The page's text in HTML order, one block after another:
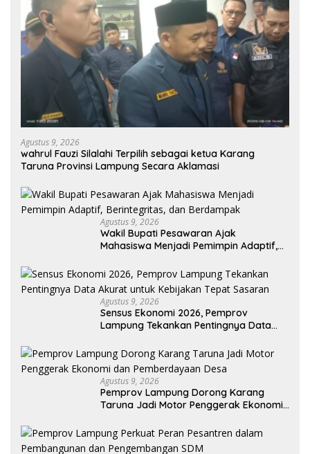
Agustus 9, 2026
wahrul Fauzi Silalahi Terpilih sebagai ketua Karang
Taruna Provinsi Lampung Secara Aklamasi
Agustus 9, 2026
Wakil Bupati Pesawaran Ajak
Mahasiswa Menjadi Pemimpin Adaptif,
Agustus 9, 2026
Sensus Ekonomi 2026, Pemprov
Lampung Tekankan Pentingnya Data
Agustus 9, 2026
Pemprov Lampung Dorong Karang
Taruna Jadi Motor Penggerak Ekonomi